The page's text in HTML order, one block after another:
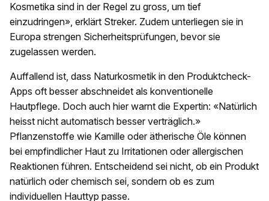
Kosmetika sind in der Regel zu gross, um tief
einzudringen», erklärt Streker. Zudem unterliegen sie in
Europa strengen Sicherheitsprüfungen, bevor sie
zugelassen werden.
Auffallend ist, dass Naturkosmetik in den Produktcheck-
Apps oft besser abschneidet als konventionelle
Hautpflege. Doch auch hier warnt die Expertin: «Natürlich
heisst nicht automatisch besser verträglich.»
Pflanzenstoffe wie Kamille oder ätherische Öle können
bei empfindlicher Haut zu Irritationen oder allergischen
Reaktionen führen. Entscheidend sei nicht, ob ein Produkt
natürlich oder chemisch sei, sondern ob es zum
individuellen Hauttyp passe.